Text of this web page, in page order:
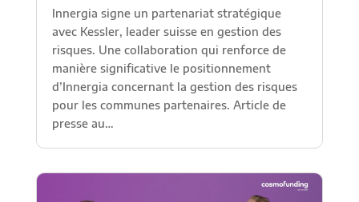
Innergia signe un partenariat stratégique
avec Kessler, leader suisse en gestion des
risques. Une collaboration qui renforce de
manière significative le positionnement
d’Innergia concernant la gestion des risques
pour les communes partenaires. Article de
presse au…